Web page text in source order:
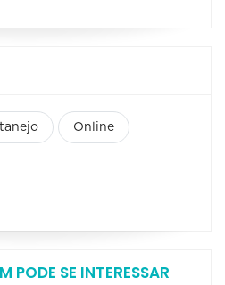
Online
PODE SE INTERESSAR